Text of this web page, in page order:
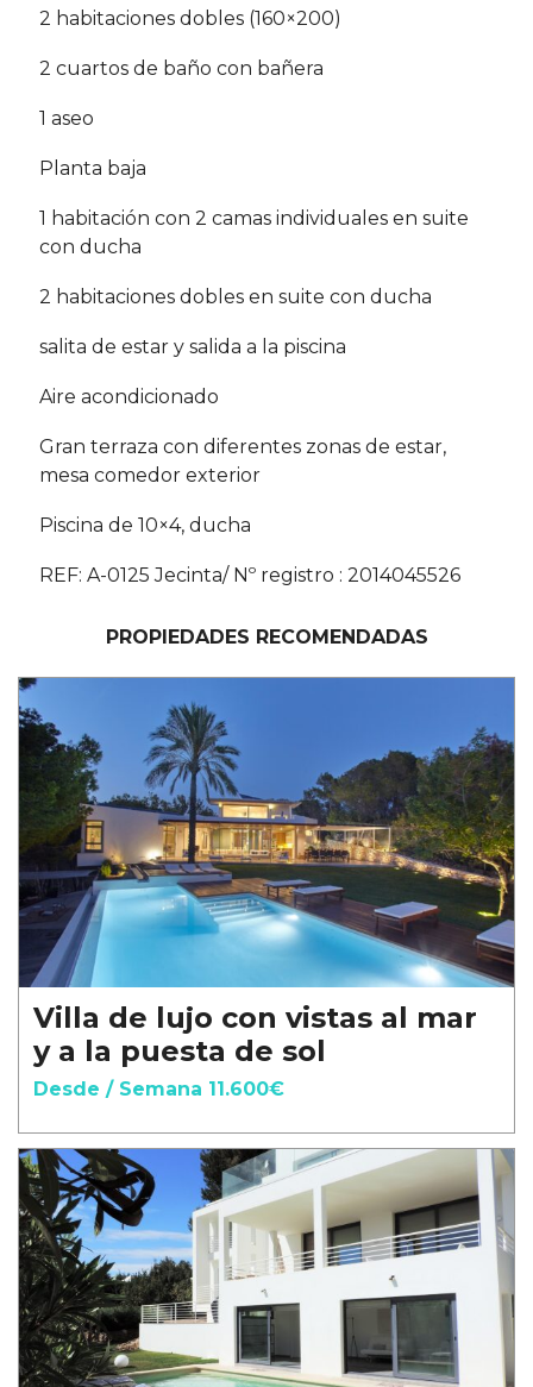
2 habitaciones dobles (160×200)
2 cuartos de baño con bañera
1 aseo
Planta baja
1 habitación con 2 camas individuales en suite
con ducha
2 habitaciones dobles en suite con ducha
salita de estar y salida a la piscina
Aire acondicionado
Gran terraza con diferentes zonas de estar,
mesa comedor exterior
Piscina de 10×4, ducha
REF: A-0125 Jecinta/ Nº registro : 2014045526
PROPIEDADES RECOMENDADAS
Villa de lujo con vistas al mar
y a la puesta de sol
Desde / Semana 11.600€